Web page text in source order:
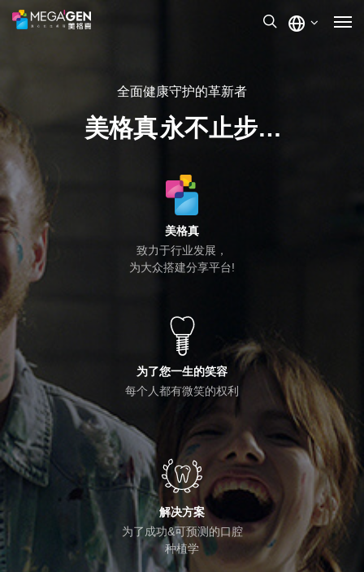
全面健康守护的革新者
美格真永不止步…
美格真
致力于行业发展，
为大众搭建分享平台!
为了您一生的笑容
每个人都有微笑的权利
解决方案
为了成功&可预测的口腔
种植学